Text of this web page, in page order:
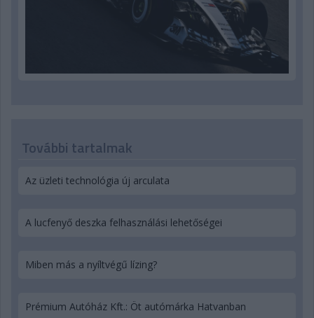
További tartalmak
Az üzleti technológia új arculata
A lucfenyő deszka felhasználási lehetőségei
Miben más a nyíltvégű lízing?
Prémium Autóház Kft.: Öt autómárka Hatvanban